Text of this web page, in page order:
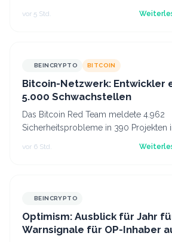
vor 5 Std.
BEINCRYPTO BITCOIN
Bitcoin-Netzwerk: Entwickler
5.000 Schwachstellen
Das Bitcoin Red Team meldete 4.962
Sicherheitsprobleme in 390 Projekten
vor 6 Std.
BEINCRYPTO
Optimism: Ausblick für Jahr
Warnsignale für OP-Inhaber